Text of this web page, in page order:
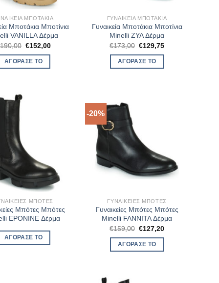
ΜΠΟΤΆΚΙΑ
Μποτάκια Μποτίνια
VANILLA Δέρμα
190,00 Original
was:
€190,00.
€152,00Η
ΑΓΌΡΑΣΈ ΤΟ
ΓΥΝΑΙΚΕΊΑ ΜΠΟΤΆΚΙΑ
Γυναικεία Μποτάκια Μποτίνια
Minelli ZYA Δέρμα
€173,00 Original
was:
€173,00.
€129,75Η
ΑΓΌΡΑΣΈ ΤΟ
ΜΠΌΤΕΣ
Μπότες Μπότες
EPONINE Δέρμα
ΑΓΌΡΑΣΈ ΤΟ
-20%
ΓΥΝΑΙΚΕΊΕΣ ΜΠΌΤΕΣ
Γυναικείες Μπότες Μπότες
Minelli FANNITA Δέρμα
€159,00 Original
was:
€159,00.
€127,20Η
ΑΓΌΡΑΣΈ ΤΟ